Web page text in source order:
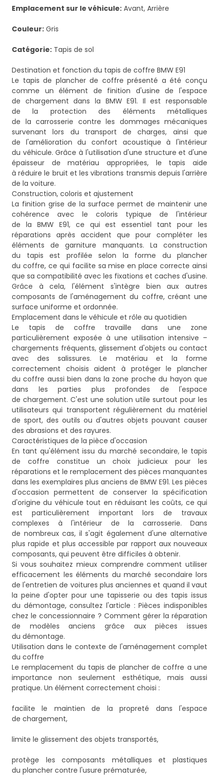
Emplacement sur le véhicule: Avant, Arrière
Couleur: Gris
Catégorie: Tapis de sol
Destination et fonction du tapis de coffre BMW E91
Le tapis de plancher de coffre présenté a été conçu
comme un élément de finition d'usine de l'espace
de chargement dans la BMW E91. Il est responsable
de la protection des éléments métalliques
de la carrosserie contre les dommages mécaniques
survenant lors du transport de charges, ainsi que
de l'amélioration du confort acoustique à l'intérieur
du véhicule. Grâce à l'utilisation d'une structure et d'une
épaisseur de matériau appropriées, le tapis aide
à réduire le bruit et les vibrations transmis depuis l'arrière
de la voiture.
Construction, coloris et ajustement
La finition grise de la surface permet de maintenir une
cohérence avec le coloris typique de l'intérieur
de la BMW E91, ce qui est essentiel tant pour les
réparations après accident que pour compléter les
éléments de garniture manquants. La construction
du tapis est profilée selon la forme du plancher
du coffre, ce qui facilite sa mise en place correcte ainsi
que sa compatibilité avec les fixations et caches d'usine.
Grâce à cela, l'élément s'intègre bien aux autres
composants de l'aménagement du coffre, créant une
surface uniforme et ordonnée.
Emplacement dans le véhicule et rôle au quotidien
Le tapis de coffre travaille dans une zone
particulièrement exposée à une utilisation intensive –
chargements fréquents, glissement d'objets ou contact
avec des salissures. Le matériau et la forme
correctement choisis aident à protéger le plancher
du coffre aussi bien dans la zone proche du hayon que
dans les parties plus profondes de l'espace
de chargement. C'est une solution utile surtout pour les
utilisateurs qui transportent régulièrement du matériel
de sport, des outils ou d'autres objets pouvant causer
des abrasions et des rayures.
Caractéristiques de la pièce d'occasion
En tant qu'élément issu du marché secondaire, le tapis
de coffre constitue un choix judicieux pour les
réparations et le remplacement des pièces manquantes
dans les exemplaires plus anciens de BMW E91. Les pièces
d'occasion permettent de conserver la spécification
d'origine du véhicule tout en réduisant les coûts, ce qui
est particulièrement important lors de travaux
complexes à l'intérieur de la carrosserie. Dans
de nombreux cas, il s'agit également d'une alternative
plus rapide et plus accessible par rapport aux nouveaux
composants, qui peuvent être difficiles à obtenir.
Si vous souhaitez mieux comprendre comment utiliser
efficacement les éléments du marché secondaire lors
de l'entretien de voitures plus anciennes et quand il vaut
la peine d'opter pour une tapisserie ou des tapis issus
du démontage, consultez l'article :Pièces indisponibles
chez le concessionnaire ? Comment gérer la réparation
de modèles anciens grâce aux pièces issues
du démontage.
Utilisation dans le contexte de l'aménagement complet
du coffre
Le remplacement du tapis de plancher de coffre a une
importance non seulement esthétique, mais aussi
pratique. Un élément correctement choisi :
facilite le maintien de la propreté dans l'espace
de chargement,
limite le glissement des objets transportés,
protège les composants métalliques et plastiques
du plancher contre l'usure prématurée,